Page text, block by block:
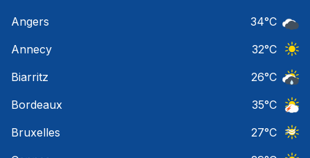
Angers 34°C
Annecy
32°C
Biarritz
26°C
Bordeaux
35°C
Bruxelles
27°C